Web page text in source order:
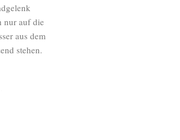
nur auf die
aus dem
stehen.